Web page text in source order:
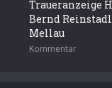
Traueranzeige
Bernd
Mellau
Kommentar